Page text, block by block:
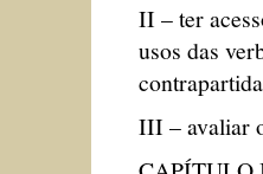
II – ter
usos das
III – avaliar